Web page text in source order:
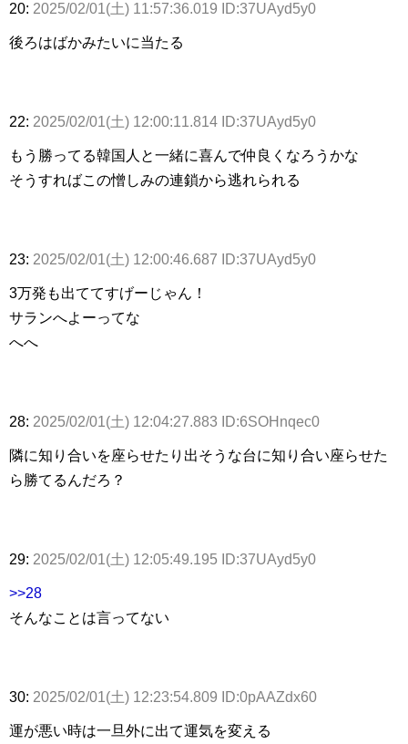
20: 2025/02/01(土) 11:57:36.019 ID:37UAyd5y0
後ろはばかみたいに当たる
22: 2025/02/01(土) 12:00:11.814 ID:37UAyd5y0
もう勝ってる韓国人と一緒に喜んで仲良くなろうかな
そうすればこの憎しみの連鎖から逃れられる
23: 2025/02/01(土) 12:00:46.687 ID:37UAyd5y0
3万発も出ててすげーじゃん！
サランへよーってな
へへ
28: 2025/02/01(土) 12:04:27.883 ID:6SOHnqec0
隣に知り合いを座らせたり出そうな台に知り合い座らせた
ら勝てるんだろ？
29: 2025/02/01(土) 12:05:49.195 ID:37UAyd5y0
>>28
そんなことは言ってない
30: 2025/02/01(土) 12:23:54.809 ID:0pAAZdx60
運が悪い時は一旦外に出て運気を変える